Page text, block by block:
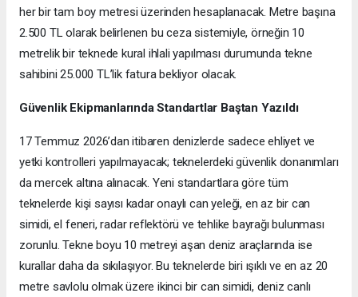
her bir tam boy metresi üzerinden hesaplanacak. Metre başına
2.500 TL olarak belirlenen bu ceza sistemiyle, örneğin 10
metrelik bir teknede kural ihlali yapılması durumunda tekne
sahibini 25.000 TL’lik fatura bekliyor olacak.
​Güvenlik Ekipmanlarında Standartlar Baştan Yazıldı
​17 Temmuz 2026’dan itibaren denizlerde sadece ehliyet ve
yetki kontrolleri yapılmayacak; teknelerdeki güvenlik donanımları
da mercek altına alınacak. Yeni standartlara göre tüm
teknelerde kişi sayısı kadar onaylı can yeleği, en az bir can
simidi, el feneri, radar reflektörü ve tehlike bayrağı bulunması
zorunlu. Tekne boyu 10 metreyi aşan deniz araçlarında ise
kurallar daha da sıkılaşıyor. Bu teknelerde biri ışıklı ve en az 20
metre savlolu olmak üzere ikinci bir can simidi, deniz canlı